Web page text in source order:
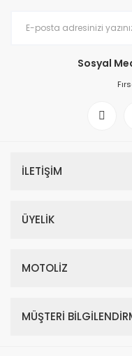
Sosyal
İLETİŞİM
ÜYELİK
MOTOLİZ
MÜŞTERİ